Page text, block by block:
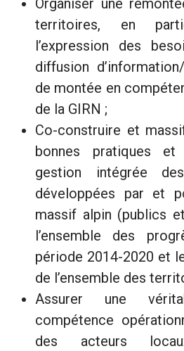
Organiser une
territoires, en
l’expression des
diffusion
de montée en
de la GIRN ;
Co-construire et
bonnes pratiques
gestion intégrée
développées par et
massif alpin (publics
l’ensemble des
période 2014-2020 et
de l’ensemble des
Assurer une
compétence
des acteurs